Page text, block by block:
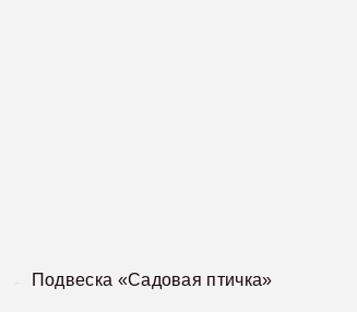
Подвеска «Садовая птичка»